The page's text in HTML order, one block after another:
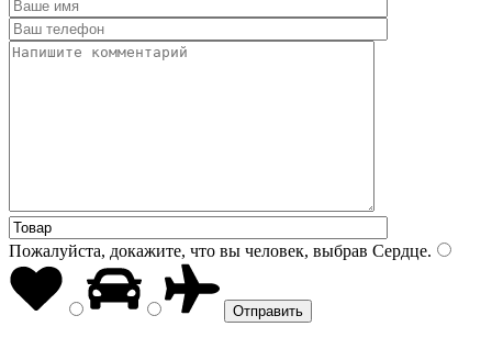
Пожалуйста, докажите, что вы человек, выбрав Сердце.